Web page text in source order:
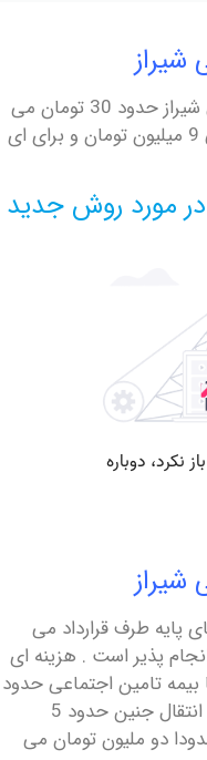
هزینه ای وی اف در کلینیک دکتر رستمی شیراز حدود 30 تومان می
ی انتقال حدود 8 الی 9 میلیون تومان و برای ای
روش جدید
قرارداد می
است . هزینه ای
اجتماعی حدود
15 تا 20 میلیون تومان میشود و هزینه انتقال جنین حدود 5
تومان می